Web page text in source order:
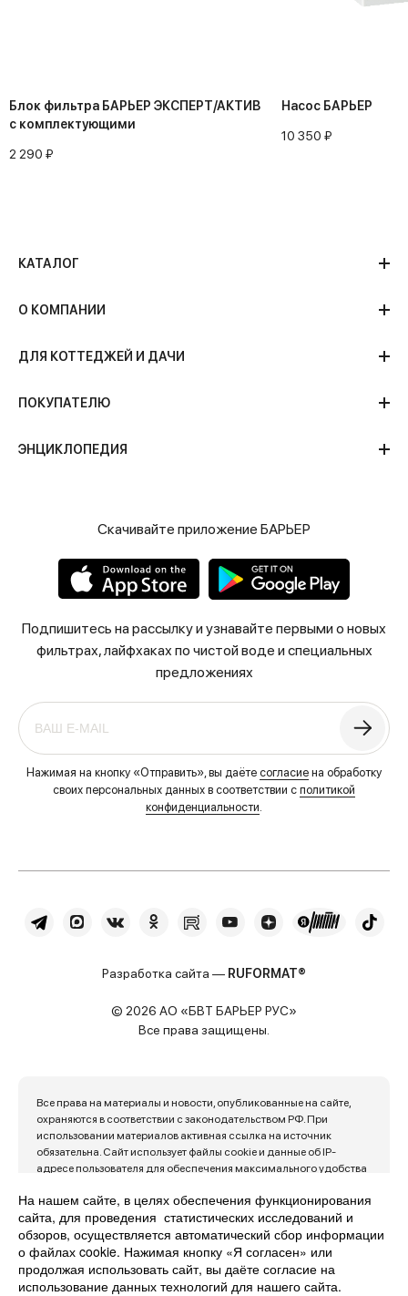
Блок фильтра БАРЬЕР ЭКСПЕРТ/АКТИВ
с комплектующими
2 290 ₽
Насос БАРЬЕР
10 350 ₽
КАТАЛОГ
О КОМПАНИИ
ДЛЯ КОТТЕДЖЕЙ И ДАЧИ
ПОКУПАТЕЛЮ
ЭНЦИКЛОПЕДИЯ
Скачивайте приложение БАРЬЕР
Подпишитесь на рассылку и узнавайте первыми о новых
фильтрах, лайфхаках по чистой воде и специальных
предложениях
Нажимая на кнопку «Отправить», вы даёте согласие на обработку
своих персональных данных в соответствии с политикой
конфиденциальности
Разработка сайта — RUFORMAT®
© 2026 АО «БВТ БАРЬЕР РУС»
Все права защищены.
Все права на материалы и новости, опубликованные на сайте,
охраняются в соответствии с законодательством РФ. При
использовании материалов активная ссылка на источник
обязательна. Сайт использует файлы cookie и данные об IP-
адресе пользователя для обеспечения максимального удобства
автоматически с этим соглашаетесь.
Политика конфиденциальности Карта сайта
На нашем сайте, в целях обеспечения функционирования
сайта, для проведения статистических исследований и
обзоров, осуществляется автоматический сбор информации
о файлах cookie. Нажимая кнопку «Я согласен» или
продолжая использовать сайт, вы даёте согласие на
использование данных технологий для нашего сайта.